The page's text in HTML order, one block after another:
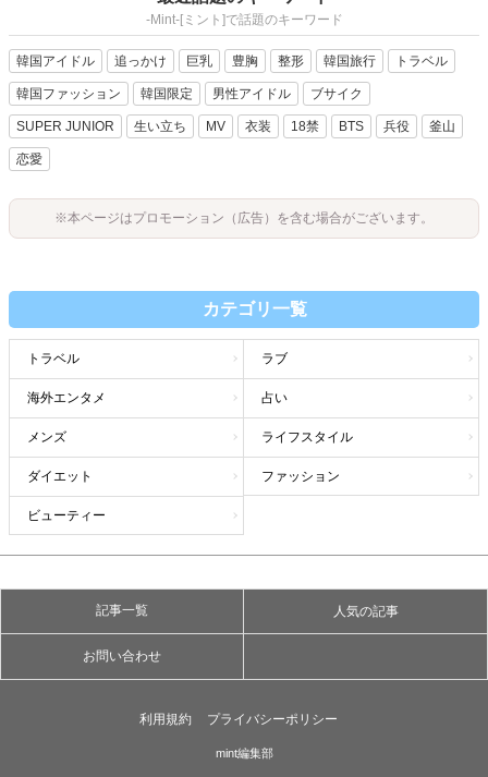
-Mint-[ミント]で話題のキーワード
韓国アイドル 追っかけ 巨乳 豊胸 整形 韓国旅行 トラベル
韓国ファッション 韓国限定 男性アイドル ブサイク
SUPER JUNIOR 生い立ち MV 衣装 18禁 BTS 兵役 釜山
恋愛
※本ページはプロモーション（広告）を含む場合がございます。
カテゴリ一覧
トラベル ラブ
海外エンタメ 占い
メンズ ライフスタイル
ダイエット ファッション
ビューティー
記事一覧 人気の記事
お問い合わせ
利用規約 プライバシーポリシー
mint編集部